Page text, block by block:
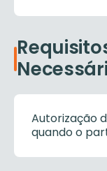
Autorização
quando o